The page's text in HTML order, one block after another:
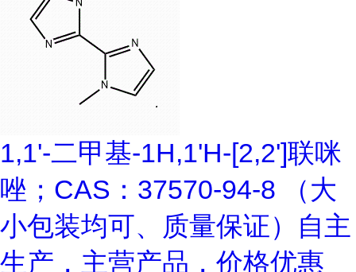
1,1'-二甲基-1H,1'H-[2,2']联咪
唑；CAS：37570-94-8 （大
小包装均可、质量保证）自主
生产，主营产品，价格优惠